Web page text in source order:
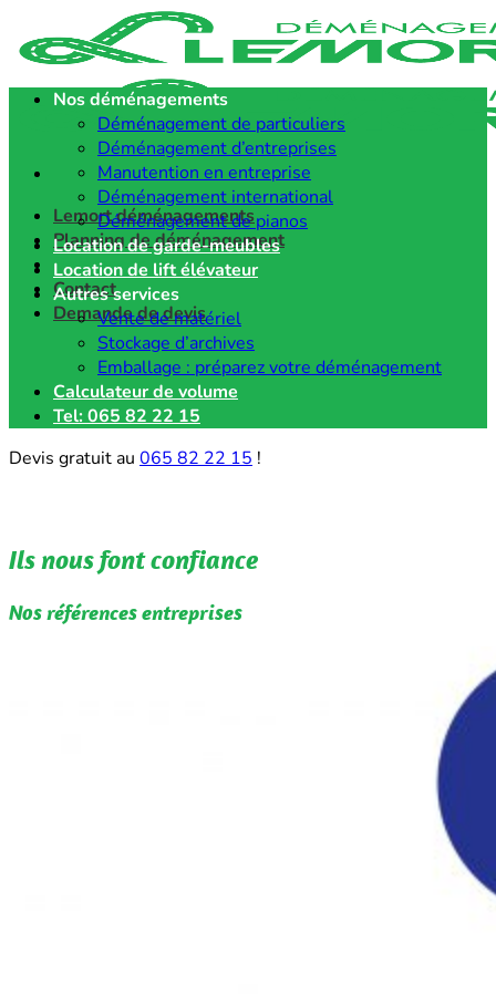
au
contenu
Lemort déménagements
Planning de déménagement
Références
Contact
Demande de devis
Nos déménagements
Déménagement de particuliers
Déménagement d’entreprises
Manutention en entreprise
Déménagement international
Déménagement de pianos
Location de garde-meubles
Location de lift élévateur
Autres services
Vente de matériel
Stockage d’archives
Emballage : préparez votre déménagement
Calculateur de volume
Tel: 065 82 22 15
Devis gratuit au 065 82 22 15 !
Ils nous font confiance
Nos références entreprises